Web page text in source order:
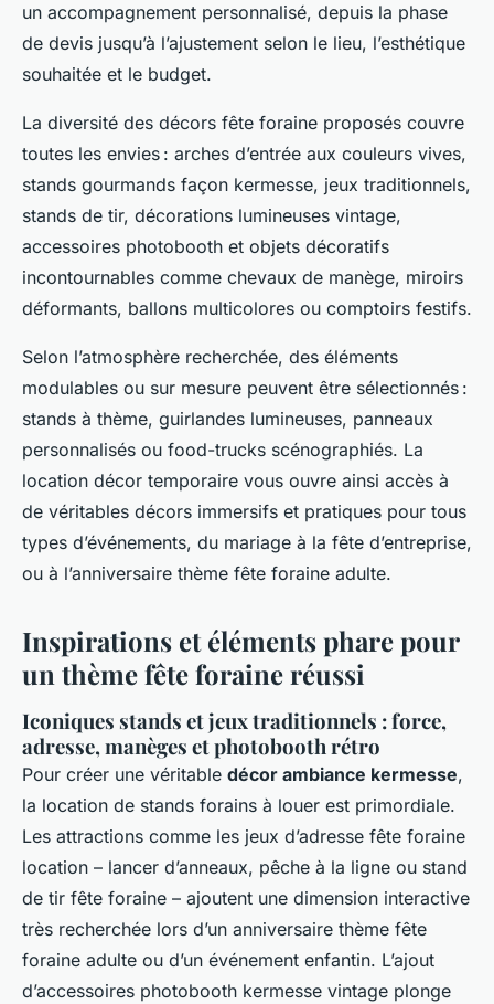
un accompagnement personnalisé, depuis la phase
de devis jusqu’à l’ajustement selon le lieu, l’esthétique
souhaitée et le budget.
La diversité des décors fête foraine proposés couvre
toutes les envies : arches d’entrée aux couleurs vives,
stands gourmands façon kermesse, jeux traditionnels,
stands de tir, décorations lumineuses vintage,
accessoires photobooth et objets décoratifs
incontournables comme chevaux de manège, miroirs
déformants, ballons multicolores ou comptoirs festifs.
Selon l’atmosphère recherchée, des éléments
modulables ou sur mesure peuvent être sélectionnés :
stands à thème, guirlandes lumineuses, panneaux
personnalisés ou food-trucks scénographiés. La
location décor temporaire vous ouvre ainsi accès à
de véritables décors immersifs et pratiques pour tous
types d’événements, du mariage à la fête d’entreprise,
ou à l’anniversaire thème fête foraine adulte.
Inspirations et éléments phare pour
un thème fête foraine réussi
Iconiques stands et jeux traditionnels : force,
adresse, manèges et photobooth rétro
Pour créer une véritable décor ambiance kermesse,
la location de stands forains à louer est primordiale.
Les attractions comme les jeux d’adresse fête foraine
location – lancer d’anneaux, pêche à la ligne ou stand
de tir fête foraine – ajoutent une dimension interactive
très recherchée lors d’un anniversaire thème fête
foraine adulte ou d’un événement enfantin. L’ajout
d’accessoires photobooth kermesse vintage plonge